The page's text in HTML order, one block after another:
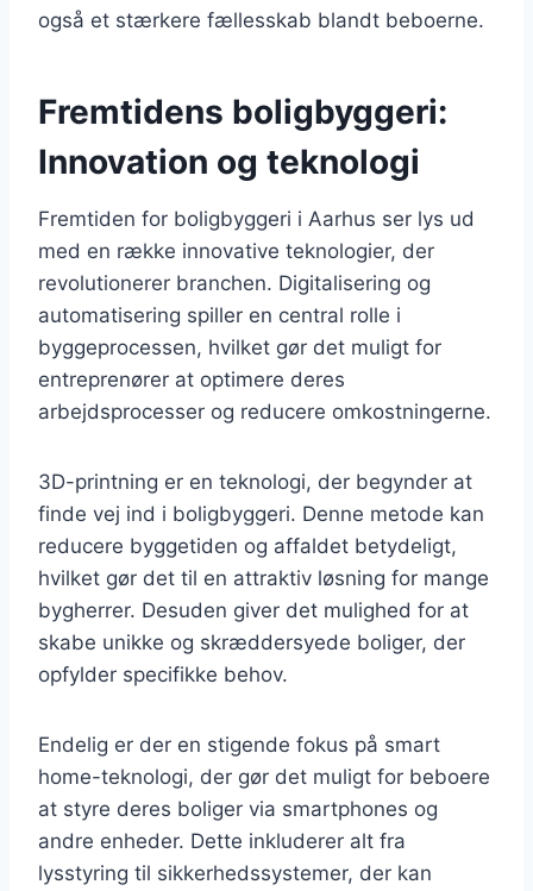
også et stærkere fællesskab blandt beboerne.
Fremtidens boligbyggeri:
Innovation og teknologi
Fremtiden for boligbyggeri i Aarhus ser lys ud
med en række innovative teknologier, der
revolutionerer branchen. Digitalisering og
automatisering spiller en central rolle i
byggeprocessen, hvilket gør det muligt for
entreprenører at optimere deres
arbejdsprocesser og reducere omkostningerne.
3D-printning er en teknologi, der begynder at
finde vej ind i boligbyggeri. Denne metode kan
reducere byggetiden og affaldet betydeligt,
hvilket gør det til en attraktiv løsning for mange
bygherrer. Desuden giver det mulighed for at
skabe unikke og skræddersyede boliger, der
opfylder specifikke behov.
Endelig er der en stigende fokus på smart
home-teknologi, der gør det muligt for beboere
at styre deres boliger via smartphones og
andre enheder. Dette inkluderer alt fra
lysstyring til sikkerhedssystemer, der kan